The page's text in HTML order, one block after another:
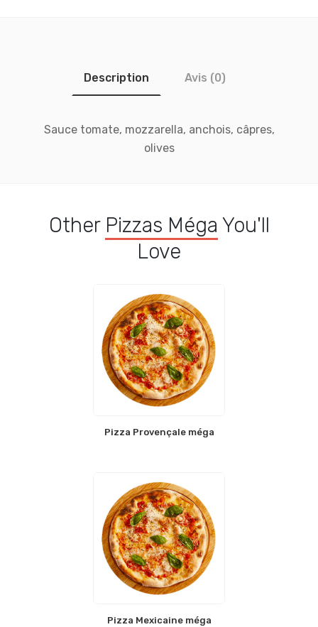
Description Avis (0)
Sauce tomate, mozzarella, anchois, câpres,
olives
Other Pizzas Méga You'll
Love
Pizza Provençale méga
Pizza Mexicaine méga